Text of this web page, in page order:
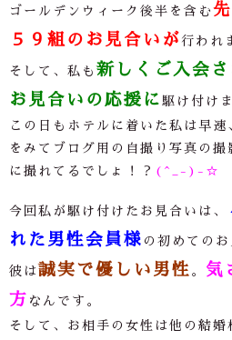
ゴールデンウィーク後半を含む
５９組のお見合いが行われ
そして、私も 新しくご入会
お見合いの応援に 駆け付け
この日もホテルに着いた私は早
をみてブログ用の自撮り写真の
に撮れてるでしょ！？ (^_-)-☆
今回私が駆け付けたお見合いは、
れた男性会員様 の初めてのお
彼は 誠実で優しい男性 。 気
方 なんです。
そして、お相手の女性は他の結婚